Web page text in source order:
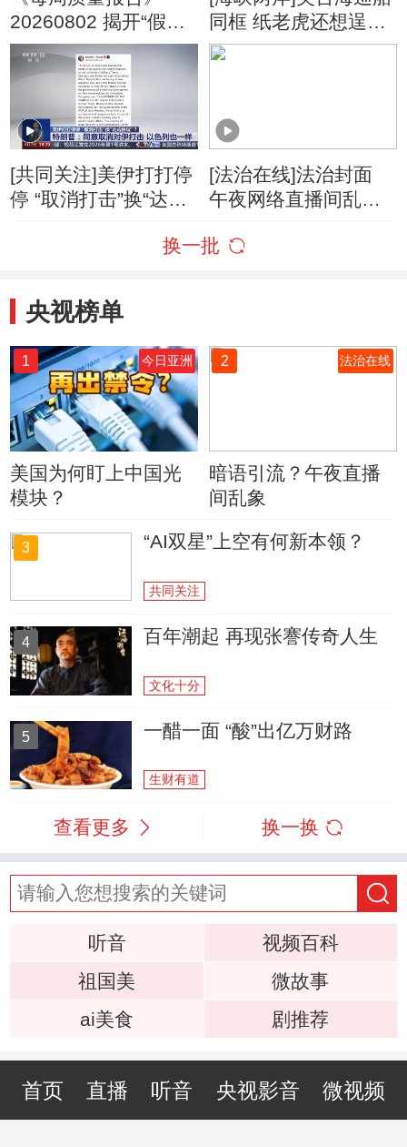
20260802 揭开“假洋
牌”的真面目
同框 纸老虎还想逞
威？
[共同关注]美伊打打停
停 “取消打击”换“达成
取消对伊打击 以色列
[法治在线]法治封面
午夜网络直播间乱象
换一批
央视榜单
1 今日亚洲
美国为何盯上中国光
模块？
2 法治在线
暗语引流？午夜直播
间乱象
3 “AI双星”上空有何新本领？
共同关注
4 百年潮起 再现张謇传奇人生
文化十分
5 一醋一面 “酸”出亿万财路
生财有道
查看更多 换一换
听音
视频百科
祖国美
微故事
ai美食
剧推荐
首页 直播 听音 央视影音 微视频